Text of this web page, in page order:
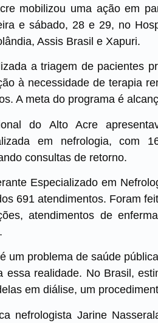
mobilizou uma ação em
e sábado, 28 e 29, no
Assis Brasil e Xapuri.
a triagem de pacientes
à necessidade de terapia
A meta do programa é
do Alto Acre
em nefrologia, com
consultas de retorno.
Especializado em
691 atendimentos. Foram
atendimentos de
um problema de saúde
essa realidade. No Brasil,
em diálise, um
nefrologista Jarine